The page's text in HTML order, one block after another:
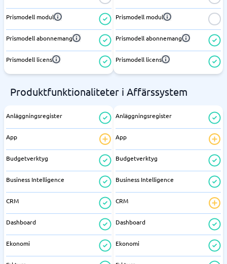
Prismodell modul
Prismodell abonnemang
Prismodell licens
Prismodell modul
Prismodell abonnemang
Prismodell licens
Produktfunktionaliteter i Affärssystem
Anläggningsregister
App
Budgetverktyg
Business Intelligence
CRM
Dashboard
Ekonomi
Anläggningsregister
App
Budgetverktyg
Business Intelligence
CRM
Dashboard
Ekonomi